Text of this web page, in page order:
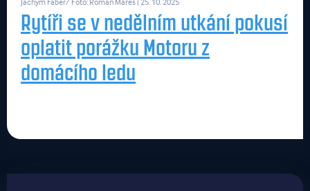
Rytíři se v nedělním utkání pokusí
oplatit porážku Motoru z
domácího ledu